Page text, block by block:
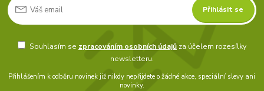
Přihlásit se
Souhlasím se zpracováním osobních údajůza účelem rozesílky
newsletteru.
Přihlášením k odběru novinek již nikdy nepřijdete o žádné akce, speciální slevy ani
novinky.